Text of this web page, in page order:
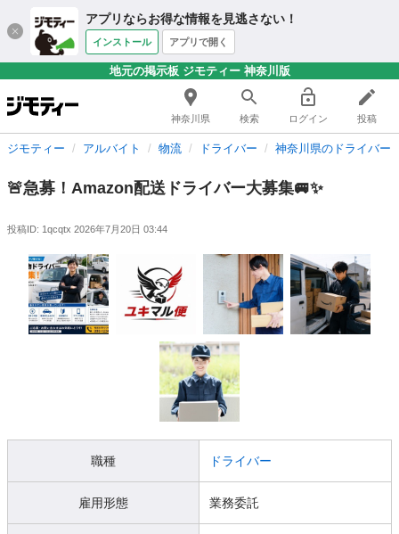
アプリならお得な情報を見逃さない！
インストール アプリで開く
地元の掲示板 ジモティー 神奈川版
神奈川県 検索 ログイン 投稿
ジモティー アルバイト 物流 ドライバー 神奈川県のドライバー
🚨急募！Amazon配送ドライバー大募集🚐✨
投稿ID: 1qcqtx 2026年7月20日 03:44
職種 ドライバー
雇用形態 業務委託